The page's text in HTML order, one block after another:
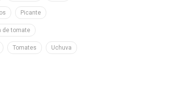
Picante
de tomate
Tomates Uchuva